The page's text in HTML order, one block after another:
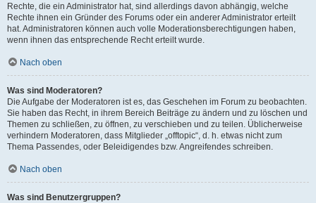
Rechte, die ein Administrator hat, sind allerdings davon abhängig, welche
Rechte ihnen ein Gründer des Forums oder ein anderer Administrator erteilt
hat. Administratoren können auch volle Moderationsberechtigungen haben,
wenn ihnen das entsprechende Recht erteilt wurde.
Nach oben
Was sind Moderatoren?
Die Aufgabe der Moderatoren ist es, das Geschehen im Forum zu beobachten.
Sie haben das Recht, in ihrem Bereich Beiträge zu ändern und zu löschen und
Themen zu schließen, zu öffnen, zu verschieben und zu teilen. Üblicherweise
verhindern Moderatoren, dass Mitglieder „offtopic“, d. h. etwas nicht zum
Thema Passendes, oder Beleidigendes bzw. Angreifendes schreiben.
Nach oben
Was sind Benutzergruppen?